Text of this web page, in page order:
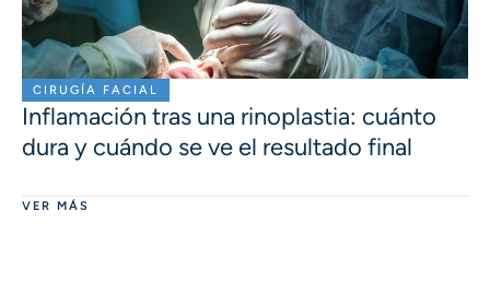
CIRUGÍA FACIAL
Inflamación tras una rinoplastia: cuánto
dura y cuándo se ve el resultado final
VER MÁS